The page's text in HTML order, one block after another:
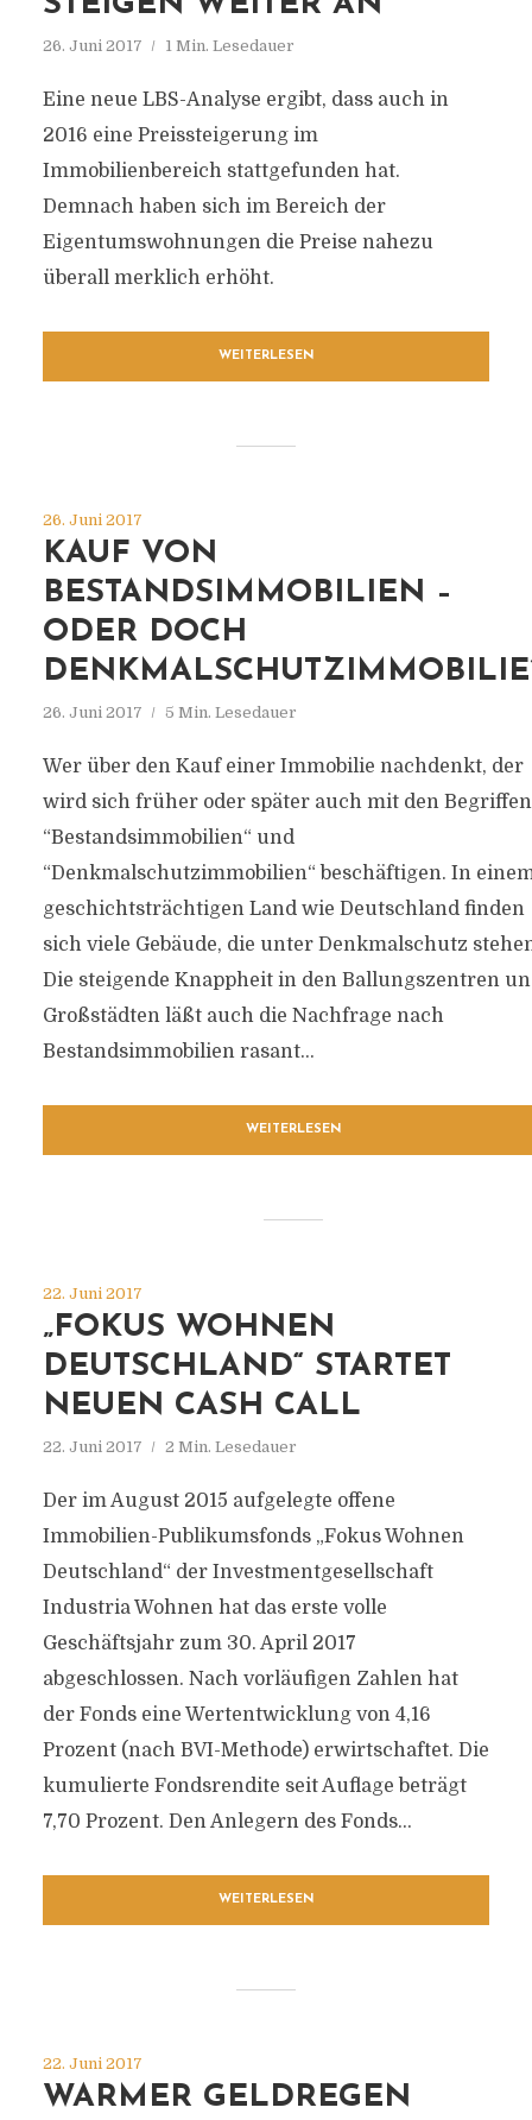
26. Juni 2017 1 Min. Lesedauer
Eine neue LBS-Analyse ergibt, dass auch in
2016 eine Preissteigerung im
Immobilienbereich stattgefunden hat.
Demnach haben sich im Bereich der
Eigentumswohnungen die Preise nahezu
überall merklich erhöht.
WEITERLESEN
26. Juni 2017
KAUF VON
BESTANDSIMMOBILIEN –
ODER DOCH
26. Juni 2017 5 Min. Lesedauer
Wer über den Kauf einer Immobilie nachdenkt, der
wird sich früher oder später auch mit den Begriffen
“Bestandsimmobilien“ und
“Denkmalschutzimmobilien“ beschäftigen. In
geschichtsträchtigen Land wie Deutschland finden
sich viele Gebäude, die unter Denkmalschutz
Die steigende Knappheit in den Ballungszentren
Großstädten läßt auch die Nachfrage nach
Bestandsimmobilien rasant...
WEITERLESEN
22. Juni 2017
„FOKUS WOHNEN
DEUTSCHLAND“ STARTET
NEUEN CASH CALL
22. Juni 2017 2 Min. Lesedauer
Der im August 2015 aufgelegte offene
Immobilien-Publikumsfonds „Fokus Wohnen
Deutschland“ der Investmentgesellschaft
Industria Wohnen hat das erste volle
Geschäftsjahr zum 30. April 2017
abgeschlossen. Nach vorläufigen Zahlen hat
der Fonds eine Wertentwicklung von 4,16
Prozent (nach BVI-Methode) erwirtschaftet. Die
kumulierte Fondsrendite seit Auflage beträgt
7,70 Prozent. Den Anlegern des Fonds...
WEITERLESEN
22. Juni 2017
WARMER GELDREGEN